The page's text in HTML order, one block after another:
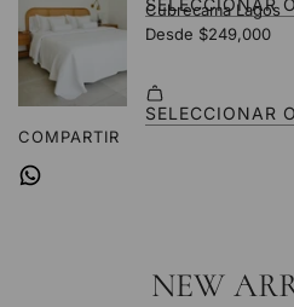
COMPARTIR
NEW